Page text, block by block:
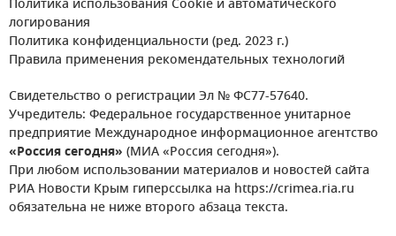
Политика использования Cookie и автоматического
логирования
Политика конфиденциальности (ред. 2023 г.)
Правила применения рекомендательных технологий
Свидетельство о регистрации Эл № ФС77-57640.
Учредитель: Федеральное государственное унитарное
предприятие Международное информационное агентство
«Россия сегодня» (МИА «Россия сегодня»).
При любом использовании материалов и новостей сайта
РИА Новости Крым гиперссылка на https://crimea.ria.ru
обязательна не ниже второго абзаца текста.